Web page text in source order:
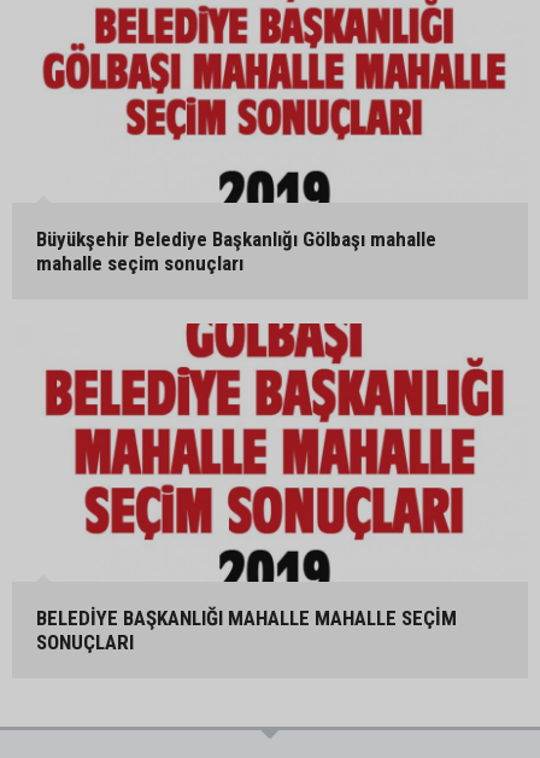
Büyükşehir Belediye Başkanlığı Gölbaşı mahalle
mahalle seçim sonuçları
BELEDİYE BAŞKANLIĞI MAHALLE MAHALLE SEÇİM
SONUÇLARI